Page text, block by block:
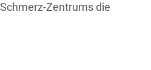
Zentrums die